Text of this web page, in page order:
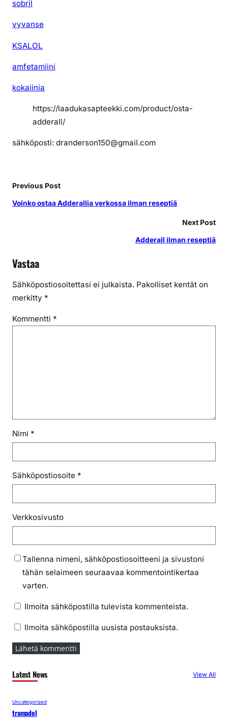
sobril
vyvanse
KSALOL
amfetamiini
kokaiinia
https://laadukasapteekki.com/product/osta-
adderall/
sähköposti: dranderson150@gmail.com
Previous Post
Voinko ostaa Adderallia verkossa ilman reseptiä
Next Post
Adderall ilman reseptiä
Vastaa
Sähköpostiosoitettasi ei julkaista. Pakolliset kentät on
merkitty *
Kommentti *
Nimi *
Sähköpostiosoite *
Verkkosivusto
Tallenna nimeni, sähköpostiosoitteeni ja sivustoni
tähän selaimeen seuraavaa kommentointikertaa
varten.
Ilmoita sähköpostilla tulevista kommenteista.
Ilmoita sähköpostilla uusista postauksista.
Latest News View All
Uncategorized
tramadol